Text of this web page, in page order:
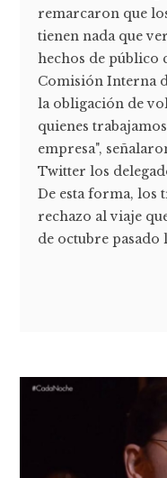
remarcaron que
tienen nada que
hechos de público
Comisión Interna
la obligación de
quienes
empresa",
Twitter los
De esta forma, los
rechazo al viaje
de octubre